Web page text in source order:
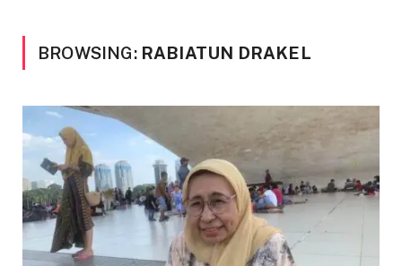
BROWSING: RABIATUN DRAKEL